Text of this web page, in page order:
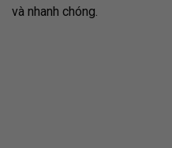
và nhanh chóng.